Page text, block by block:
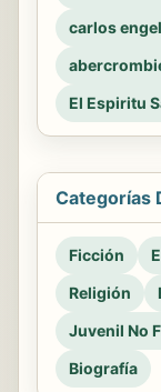
carlos
El Espiritu
Categorías
Ficción
Religión
Juvenil No
Biografía